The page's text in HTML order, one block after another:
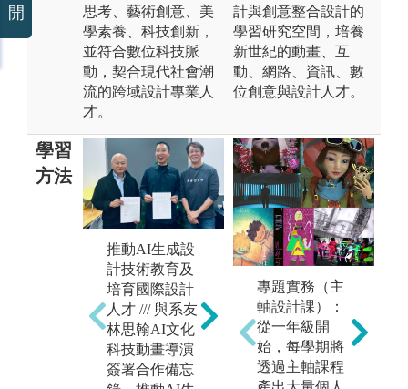
思考、藝術創意、美
學素養、科技創新，
並符合數位科技脈
動，契合現代社會潮
流的跨域設計專業人
才。
計與創意整合設計的
學習研究空間，培養
新世紀的動畫、互
動、網路、資訊、數
位創意與設計人才。
學習
方法
推動AI生成設
計技術教育及
培育國際設計
人才 /// 與系友
林思翰AI文化
科技動畫導演
簽署合作備忘
產業導向課程
規劃，專題實
務操作訓練 ///
結合產業需求
規劃課程與專
題訓練，幫助
學生掌握最新
專題實務（主
軸設計課）：
從一年級開
始，每學期將
透過主軸課程
開